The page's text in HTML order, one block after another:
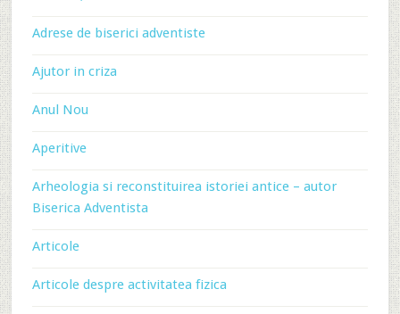
Adrese de biserici adventiste
Ajutor in criza
Anul Nou
Aperitive
Arheologia si reconstituirea istoriei antice – autor
Biserica Adventista
Articole
Articole despre activitatea fizica